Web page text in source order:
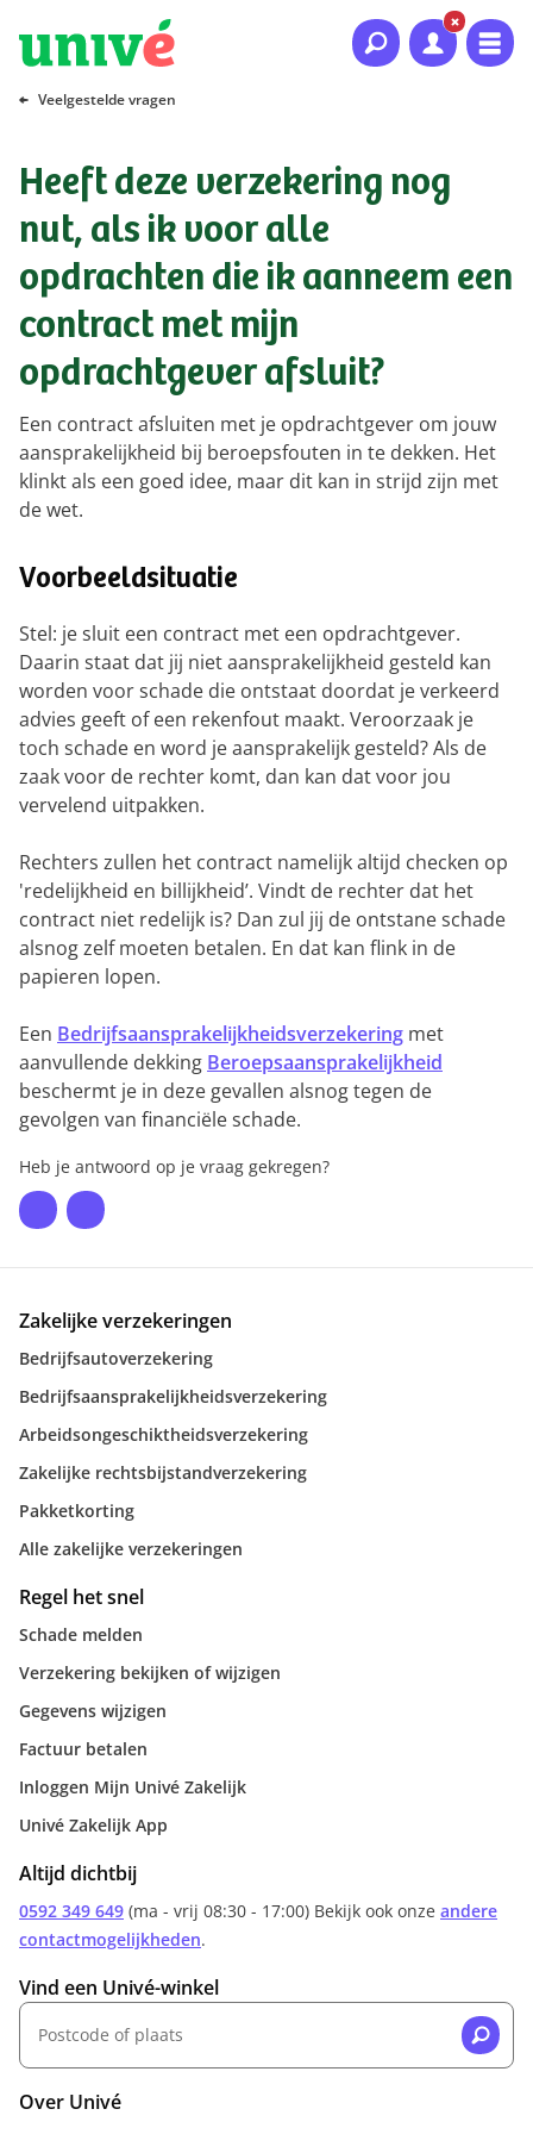
Naar hoofdinhoud
Naar hoofdnavigatie
Naar footer
Veelgestelde vragen
Heeft deze verzekering nog
nut, als ik voor alle
opdrachten die ik aanneem een
contract met mijn
opdrachtgever afsluit?
Een contract afsluiten met je opdrachtgever om jouw
aansprakelijkheid bij beroepsfouten in te dekken. Het
klinkt als een goed idee, maar dit kan in strijd zijn met
de wet.
Voorbeeldsituatie
Stel: je sluit een contract met een opdrachtgever.
Daarin staat dat jij niet aansprakelijkheid gesteld kan
worden voor schade die ontstaat doordat je verkeerd
advies geeft of een rekenfout maakt. Veroorzaak je
toch schade en word je aansprakelijk gesteld? Als de
zaak voor de rechter komt, dan kan dat voor jou
vervelend uitpakken.
Rechters zullen het contract namelijk altijd checken op
'redelijkheid en billijkheid’. Vindt de rechter dat het
contract niet redelijk is? Dan zul jij de ontstane schade
alsnog zelf moeten betalen. En dat kan flink in de
papieren lopen.
Een Bedrijfsaansprakelijkheidsverzekering met
aanvullende dekking Beroepsaansprakelijkheid
beschermt je in deze gevallen alsnog tegen de
gevolgen van financiële schade.
Heb je antwoord op je vraag gekregen?
Zakelijke verzekeringen
Bedrijfsautoverzekering
Bedrijfsaansprakelijkheidsverzekering
Arbeidsongeschiktheidsverzekering
Zakelijke rechtsbijstandverzekering
Pakketkorting
Alle zakelijke verzekeringen
Regel het snel
Schade melden
Verzekering bekijken of wijzigen
Gegevens wijzigen
Factuur betalen
Inloggen Mijn Univé Zakelijk
Univé Zakelijk App
Altijd dichtbij
0592 349 649 (ma - vrij 08:30 - 17:00) Bekijk ook onze andere
contactmogelijkheden.
Vind een Univé-winkel
Over Univé